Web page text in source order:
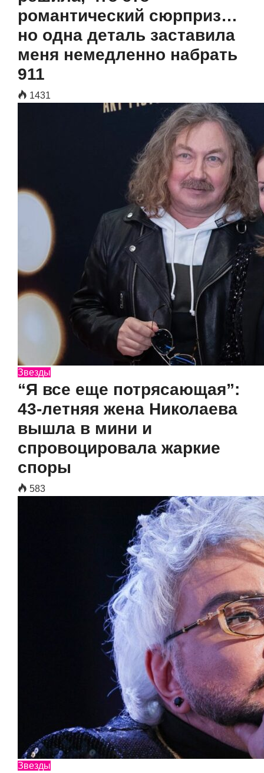
романтический сюрприз…
но одна деталь заставила
меня немедленно набрать
911
1431
Звезды
“Я все еще потрясающая”:
43-летняя жена Николаева
вышла в мини и
спровоцировала жаркие
споры
583
Звезды